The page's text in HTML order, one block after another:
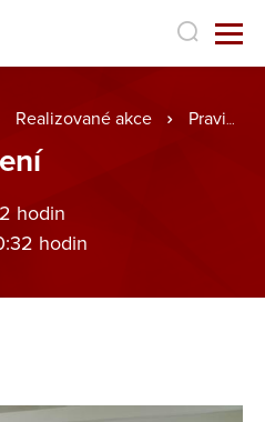
Realizované akce Pravidelné cvičení
hodin
hodin